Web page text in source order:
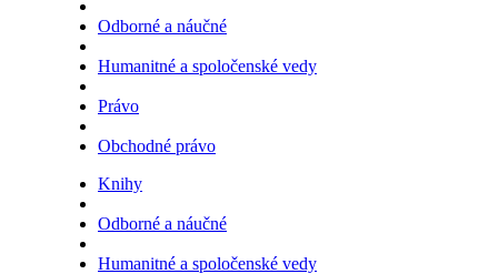
Odborné a náučné
Humanitné a spoločenské vedy
Právo
Obchodné právo
Knihy
Odborné a náučné
Humanitné a spoločenské vedy